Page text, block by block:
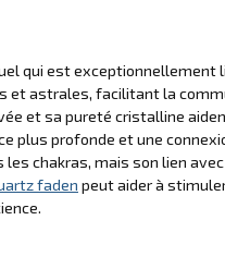
qui est exceptionnellement
et astrales, facilitant la
et sa pureté cristalline
plus profonde et une
chakras, mais son lien
faden peut aider à